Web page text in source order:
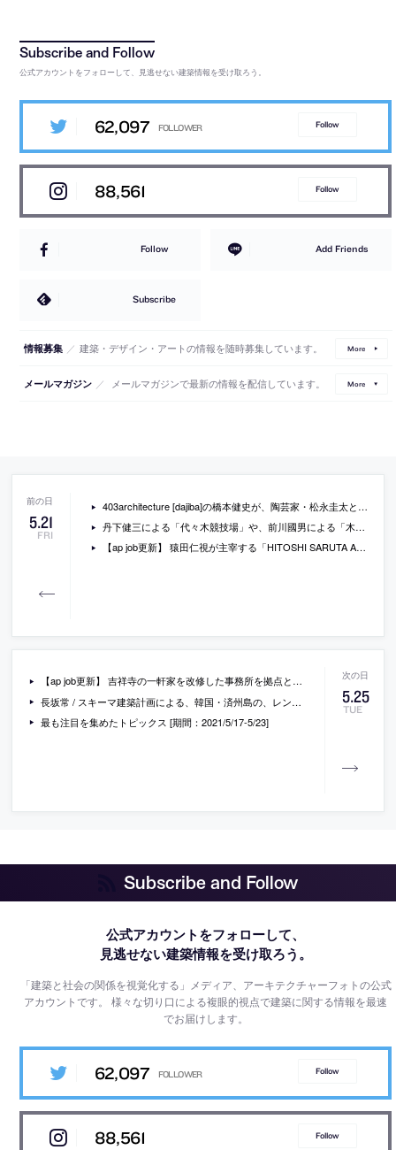
公式アカウントをフォローして、見逃せない建築情報を受け取ろう。
62,097 Follow
88,561 Follow
Follow Add Friends
Subscribe
情報募集 ／ 建築・デザイン・アートの情報を随時募集しています。 More
メールマガジン ／ メールマガジンで最新の情報を配信しています。 More
5.21
FRI
403architecture [dajiba]の橋本健史が、陶芸家・松永圭太とコラボする「松永圭太×橋本健史 展」が、岐阜・多治見市の、スペース大原で開催。共同制作の作品等が公開される
丹下健三による「代々木競技場」や、前川國男による「木村産業研究所」が、国の重要文化財に
【ap job更新】 猿田仁視が主宰する「HITOSHI SARUTA Architect」「CUBO design architect」が、業務拡大に伴い、即戦力スタッフ・外部設計協力者を募集中
5.25
TUE
【ap job更新】 吉祥寺の一軒家を改修した事務所を拠点とする「佐久間徹設計事務所」が、 “気持ちよく暮らせる空間づくり”に一緒に取り組む 設計スタッフ（経験者）を募集中
長坂常 / スキーマ建築計画による、韓国・済州島の、レンタルバイク兼バイクショップ「Portable」。“見えない開発”の中で完成した建築のひとつ
最も注目を集めたトピックス [期間：2021/5/17-5/23]
Subscribe and Follow
公式アカウントをフォローして、
見逃せない建築情報を受け取ろう。
「建築と社会の関係を視覚化する」メディア、アーキテクチャーフォトの公式
アカウントです。様々な切り口による複眼的視点で建築に関する情報を最速
でお届けします。
62,097 Follow
88,561 Follow